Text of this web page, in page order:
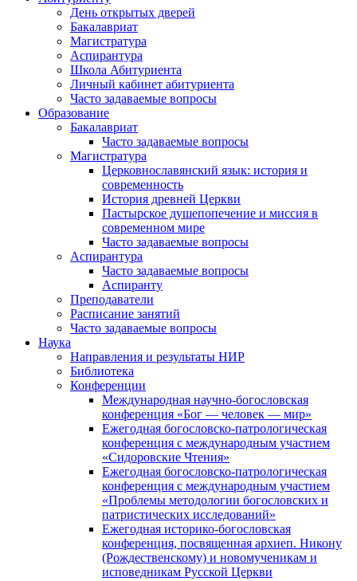
День открытых дверей
Бакалавриат
Магистратура
Аспирантура
Школа Абитуриента
Личный кабинет абитуриента
Часто задаваемые вопросы
Образование
Бакалавриат
Часто задаваемые вопросы
Магистратура
Церковнославянский язык: история и
современность
История древней Церкви
Пастырское душепопечение и миссия в
современном мире
Часто задаваемые вопросы
Аспирантура
Часто задаваемые вопросы
Аспиранту
Преподаватели
Расписание занятий
Часто задаваемые вопросы
Наука
Направления и результаты НИР
Библиотека
Конференции
Международная научно-богословская
конференция «Бог — человек — мир»
Ежегодная богословско-патрологическая
конференция с международным участием
«Сидоровские Чтения»
Ежегодная богословско-патрологическая
конференция с международным участием
«Проблемы методологии богословских и
патристических исследований»
Ежегодная историко-богословская
конференция, посвященная архиеп. Никону
(Рождественскому) и новомученикам и
исповедникам Русской Церкви